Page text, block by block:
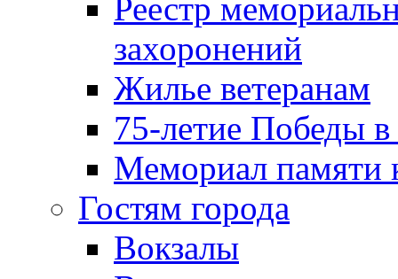
Реестр
захоронений
Жилье ветеранам
75-летие Победы
Мемориал памяти
Гостям города
Вокзалы